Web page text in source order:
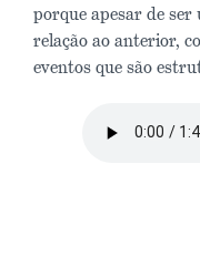
porque apesar de
relação ao anterior,
eventos que são